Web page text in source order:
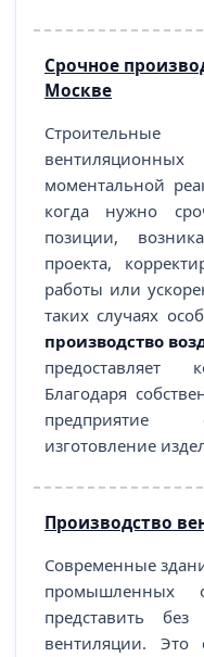
Срочное
Москве
моментальной
когда нужно
позиции,
проекта,
работы или
таких случаях
производство
предоставляет
Благодаря
предприятие
изготовление
Производство
Современные
промышленных
представить
вентиляции. Это